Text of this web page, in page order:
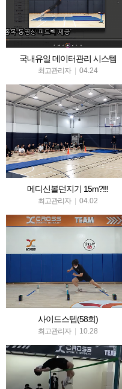
국내유일 데이터관리 시스템
최고관리자 | 04.24
메디신볼던지기 15m?!!!
최고관리자 | 04.02
사이드스텝(58회)
최고관리자 | 10.28